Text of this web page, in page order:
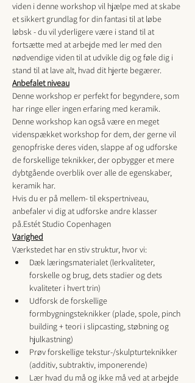
viden i denne workshop vil hjælpe med at skabe
et sikkert grundlag for din fantasi til at løbe
løbsk - du vil yderligere være i stand til at
fortsætte med at arbejde med ler med den
nødvendige viden til at udvikle dig og føle dig i
stand til at lave alt, hvad dit hjerte begærer.
Anbefalet niveau
Denne workshop er perfekt for begyndere, som
har ringe eller ingen erfaring med keramik.
Denne workshop kan også være en meget
videnspækket workshop for dem, der gerne vil
genopfriske deres viden, slappe af og udforske
de forskellige teknikker, der opbygger et mere
dybtgående overblik over alle de egenskaber,
keramik har.
Hvis du er på mellem- til ekspertniveau,
anbefaler vi dig at udforske andre klasser
på.Estét Studio Copenhagen
Varighed
Værkstedet har en stiv struktur, hvor vi:
Dæk læringsmaterialet (lerkvaliteter,
forskelle og brug, dets stadier og dets
kvaliteter i hvert trin)
Udforsk de forskellige
formbygningsteknikker (plade, spole, pinch
building + teori i slipcasting, støbning og
hjulkastning)
Prøv forskellige tekstur-/skulpturteknikker
(additiv, subtraktiv, imponerende)
Lær hvad du må og ikke må ved at arbejde